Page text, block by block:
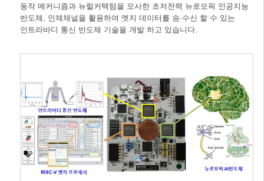
동작 메커니즘과 뉴럴커텍텀을 모사한 초저전력 뉴로모픽 인공지능
반도체, 인체채널을 활용하여 엣지 데이터를 송·수신 할 수 있는
인트라바디 통신 반도체 기술을 개발 하고 있습니다.